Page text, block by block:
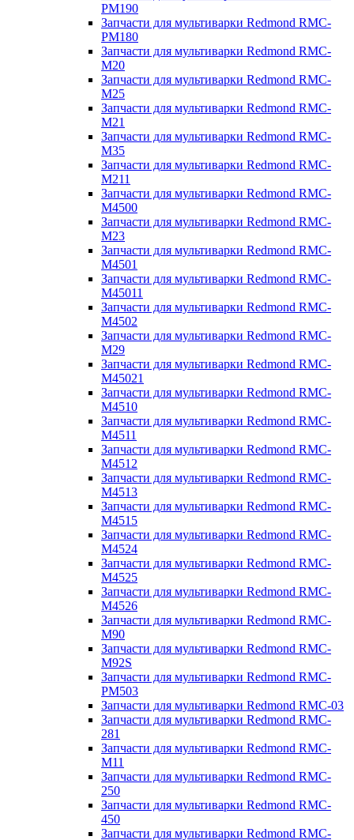
PM190
Запчасти для мультиварки Redmond RMC-
PM180
Запчасти для мультиварки Redmond RMC-
M20
Запчасти для мультиварки Redmond RMC-
M25
Запчасти для мультиварки Redmond RMC-
M21
Запчасти для мультиварки Redmond RMC-
M35
Запчасти для мультиварки Redmond RMC-
M211
Запчасти для мультиварки Redmond RMC-
M4500
Запчасти для мультиварки Redmond RMC-
M23
Запчасти для мультиварки Redmond RMC-
M4501
Запчасти для мультиварки Redmond RMC-
M45011
Запчасти для мультиварки Redmond RMC-
M4502
Запчасти для мультиварки Redmond RMC-
M29
Запчасти для мультиварки Redmond RMC-
M45021
Запчасти для мультиварки Redmond RMC-
M4510
Запчасти для мультиварки Redmond RMC-
M4511
Запчасти для мультиварки Redmond RMC-
M4512
Запчасти для мультиварки Redmond RMC-
M4513
Запчасти для мультиварки Redmond RMC-
M4515
Запчасти для мультиварки Redmond RMC-
M4524
Запчасти для мультиварки Redmond RMC-
M4525
Запчасти для мультиварки Redmond RMC-
M4526
Запчасти для мультиварки Redmond RMC-
M90
Запчасти для мультиварки Redmond RMC-
M92S
Запчасти для мультиварки Redmond RMC-
PM503
Запчасти для мультиварки Redmond RMC-03
Запчасти для мультиварки Redmond RMC-
281
Запчасти для мультиварки Redmond RMC-
M11
Запчасти для мультиварки Redmond RMC-
250
Запчасти для мультиварки Redmond RMC-
450
Запчасти для мультиварки Redmond RMC-